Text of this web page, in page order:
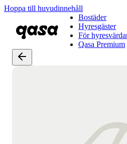
Hoppa till huvudinnehåll
Bostäder
Hyresgäster
För
Qasa Premium